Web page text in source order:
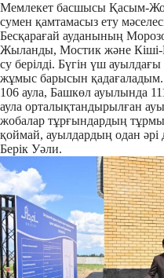
Мемлекет басшысы Қасым-
сумен қамтамасыз ету
Бесқарағай ауданының
Жыланды, Мостик және Кіші-
су берілді. Бүгін үш
жұмыс барысын
106 аула, Башкөл ауылында
аула орталықтандырылған
жобалар тұрғындардың
қоймай, ауылдардың одан әрі
Берік Уәли.